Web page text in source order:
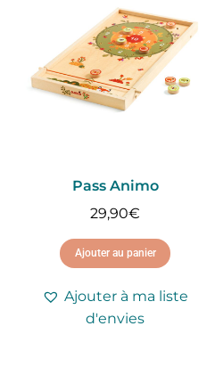
Pass Animo
29,90€
Ajouter au panier
Ajouter à ma liste
d'envies